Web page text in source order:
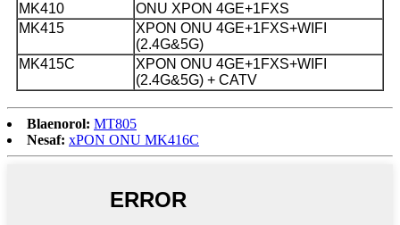
MK410
ONU XPON 4GE+1FXS
MK415
XPON ONU 4GE+1FXS+WIFI
(2.4G&5G)
MK415C
XPON ONU 4GE+1FXS+WIFI
(2.4G&5G) + CATV
Blaenorol: MT805
Nesaf: xPON ONU MK416C